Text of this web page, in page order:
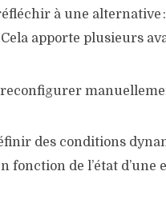
à une
apporte plusieurs
des conditions
fonction de l’état d’une